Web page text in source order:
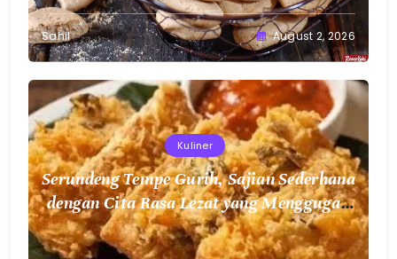
Sahil August 2, 2026
Kuliner
Serundeng Tempe Gurih, Sajian Sederhana
dengan Cita Rasa Lezat yang Menggugah
Selera